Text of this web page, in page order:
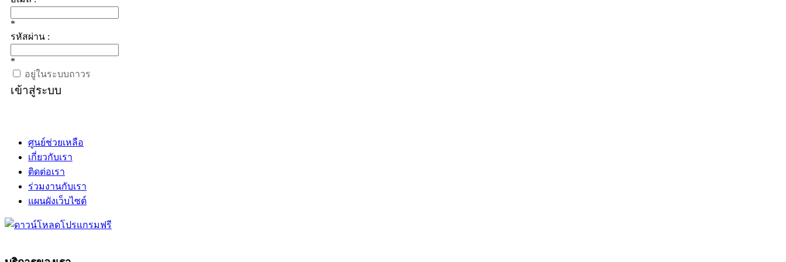
*
รหัสผ่าน :
*
อยู่ในระบบถาวร
เข้าสู่ระบบ
ศูนย์ช่วยเหลือ
เกี่ยวกับเรา
ติดต่อเรา
ร่วมงานกับเรา
แผนผังเว็บไซต์